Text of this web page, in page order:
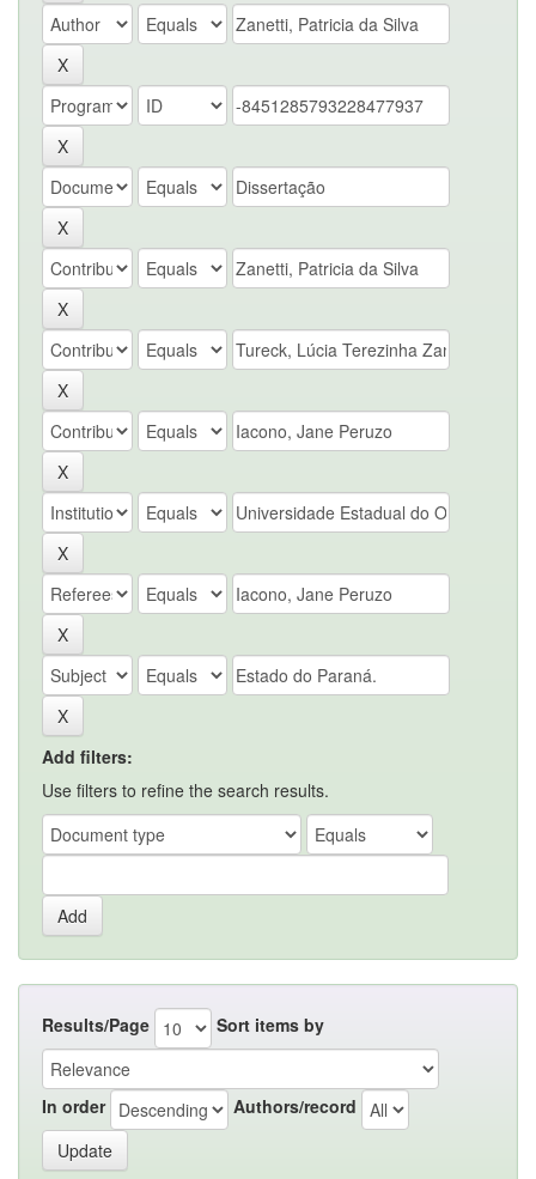
Add filters:
Use filters to refine the search results.
Results/Page Sort items by
In order Authors/record